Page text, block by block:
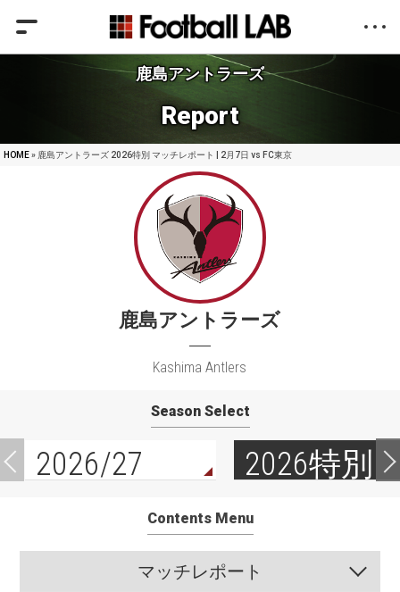
鹿島アントラーズ
Report
HOME» 鹿島アントラーズ 2026特別 マッチレポート | 2月7日 vs FC東京
鹿島アントラーズ
Kashima Antlers
Season Select
2026/27 2026特別
Contents Menu
マッチレポート